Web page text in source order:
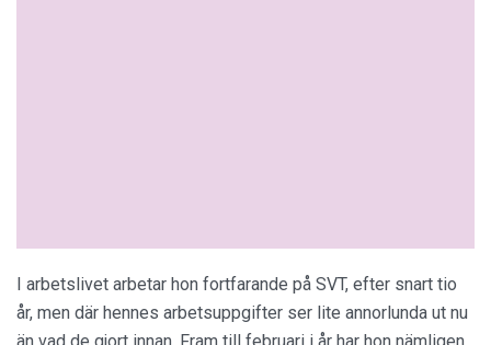
I arbetslivet arbetar hon fortfarande på SVT, efter snart tio
år, men där hennes arbetsuppgifter ser lite annorlunda ut nu
än vad de gjort innan. Fram till februari i år har hon nämligen